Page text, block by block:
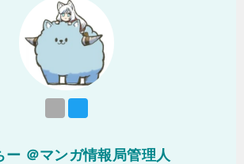
ー ＠マンガ情報局管理人